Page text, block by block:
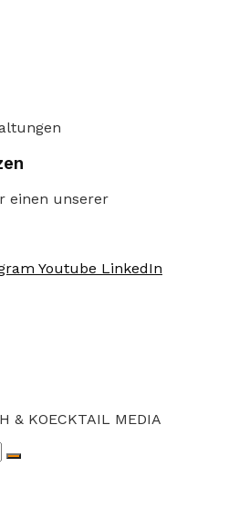
einen unserer
Youtube LinkedIn
& KOECKTAIL MEDIA